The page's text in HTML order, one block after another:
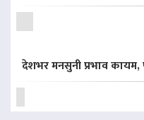
देशभर मनसुनी प्रभाव कायम,